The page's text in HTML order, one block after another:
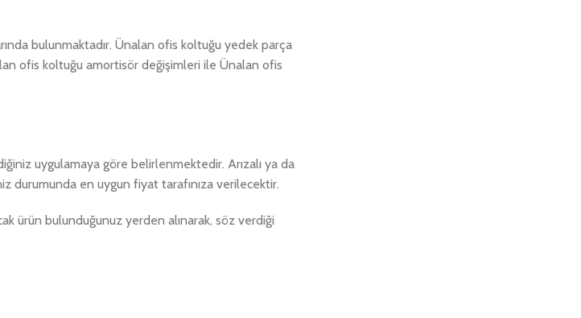
bulunmaktadır. Ünalan ofis koltuğu yedek parça
ofis koltuğu amortisör değişimleri ile Ünalan ofis
uygulamaya göre belirlenmektedir. Arızalı ya da
durumunda en uygun fiyat tarafınıza verilecektir.
ürün bulunduğunuz yerden alınarak, söz verdiği